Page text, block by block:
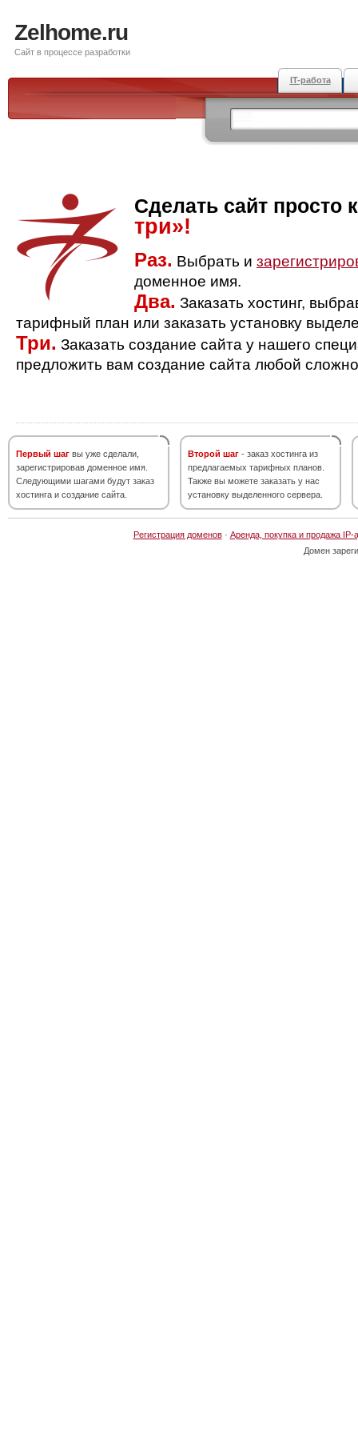
Zelhome.ru
Сайт в процессе разработки
IT-работа
Сделать сайт просто
три»!
Раз. Выбрать и
доменное имя.
Два. Заказать хостинг,
тарифный план или заказать установку
Три. Заказать создание сайта у нашего
предложить вам создание сайта любой
Первый шаг вы уже сделали,
зарегистрировав доменное имя.
Следующими шагами будут заказ
хостинга и создание сайта.
Второй шаг - заказ хостинга из
предлагаемых тарифных планов.
Также вы можете заказать у нас
установку выделенного сервера.
Регистрация доменов· Аренда, покупка и продажа IP-
Домен